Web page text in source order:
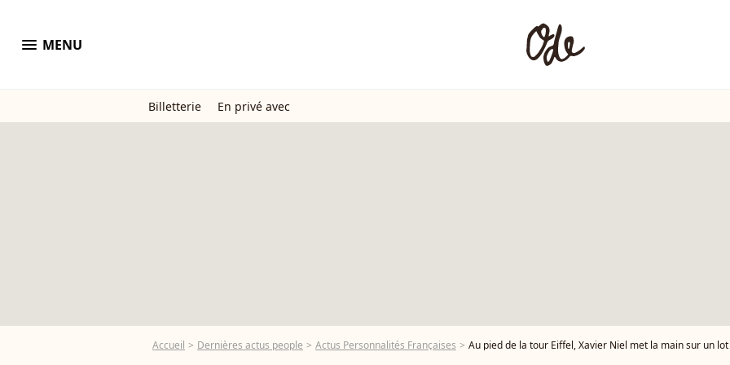
menu MENU
Billetterie En privé avec
Accueil Dernières actus people Actus Personnalités Françaises Au pied de la tour Eiffel, Xavier Niel met la main sur un lot